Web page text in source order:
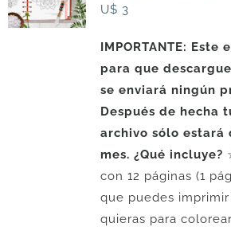
U$ 3
IMPORTANTE: Este
para que
se enviará ningún
Después de hecha
archivo sólo estará
mes. ¿Qué incluye?
con 12 páginas (1
que puedes
quieras para